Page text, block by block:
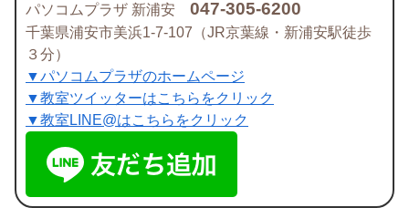
パソコムプラザ 新浦安 047-305-6200
千葉県浦安市美浜1-7-107（JR京葉線・新浦安駅徒歩
３分）
▼パソコムプラザのホームページ
▼教室ツイッターはこちらをクリック
▼教室LINE@はこちらをクリック